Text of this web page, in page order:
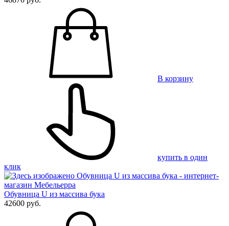
В корзину
купить в один
клик
Обувница U из массива бука
42600 руб.